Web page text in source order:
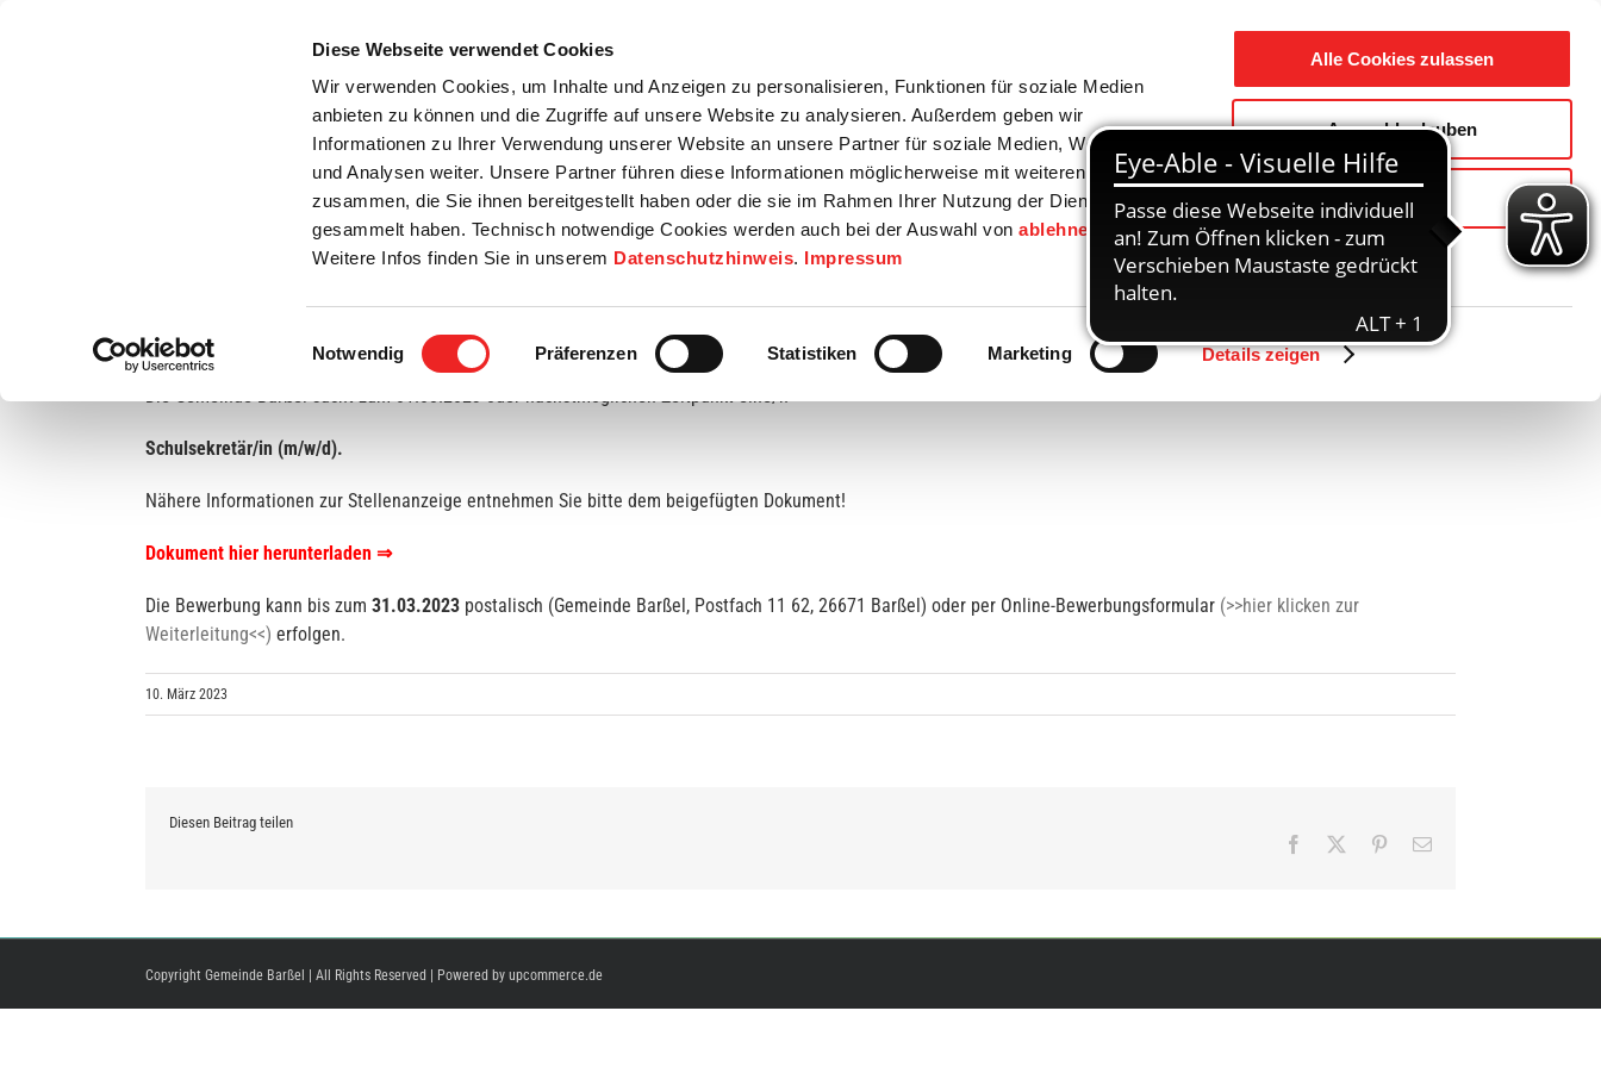
Diese Webseite verwendet Cookies
Wir verwenden Cookies, um Inhalte und Anzeigen zu personalisieren, Funktionen für soziale Medien
anbieten zu können und die Zugriffe auf unsere Website zu analysieren. Außerdem geben wir
Informationen zu Ihrer Verwendung unserer Website an unsere Partner für soziale Medien, Werbung
und Analysen weiter. Unsere Partner führen diese Informationen möglicherweise mit weiteren Daten
zusammen, die Sie ihnen bereitgestellt haben oder die sie im Rahmen Ihrer Nutzung der Dienste
gesammelt haben. Technisch notwendige Cookies werden auch bei der Auswahl vonablehnen
gesetzt.
Weitere Infos finden Sie in unserem Datenschutzhinweis. Impressum
Einwilligungsauswahl
Notwendig Präferenzen Statistiken Marketing Details zeigen
Alle Cookies zulassen
Auswahl erlauben
Ablehnen
Startseite
Bürgerservice Rats- / Bürgerinfo Wirtschaft / Wohnen Bildung / Soziales Touristik / Freizeit Gemeinde / Geschichte
Zurück
Stellenanzeige: Schulsekretär/in (m/w/d)
Die Gemeinde Barßel sucht zum 01.08.2023 oder nächstmöglichen Zeitpunkt eine/n
Schulsekretär/in (m/w/d).
Nähere Informationen zur Stellenanzeige entnehmen Sie bitte dem beigefügten Dokument!
Dokument hier herunterladen ⇒
Die Bewerbung kann bis zum 31.03.2023 postalisch (Gemeinde Barßel, Postfach 11 62, 26671 Barßel) oder per Online-Bewerbungsformular (>>hier klicken zur
Weiterleitung<<) erfolgen.
10. März 2023
Diesen Beitrag teilen
Facebook Pinterest
E-
Copyright Gemeinde Barßel | All Rights Reserved | Powered by upcommerce.de